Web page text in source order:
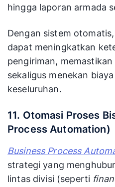
hingga laporan armada
Dengan sistem
dapat meningkatkan
pengiriman,
sekaligus menekan
keseluruhan.
11. Otomasi Proses
Process Automation)
Business Process
strategi yang
lintas divisi (seperti